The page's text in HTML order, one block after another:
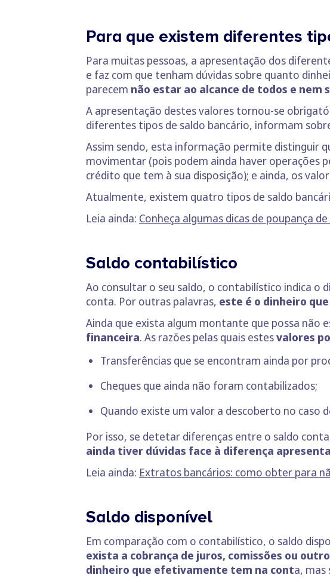
Para que existem diferentes
Para muitas pessoas, a apresentação dos
e faz com que tenham dúvidas sobre quanto
parecem não estar ao alcance de todos e nem
A apresentação destes valores tornou-se
diferentes tipos de saldo bancário, informam
Assim sendo, esta informação permite
movimentar (pois podem ainda haver operações
crédito que tem à sua disposição); e ainda, os
Atualmente, existem quatro tipos de saldo
Leia ainda: Conheça algumas dicas de poupança
Saldo contabilístico
Ao consultar o seu saldo, o contabilístico indica o
conta. Por outras palavras, este é o dinheiro
Ainda que exista algum montante que possa não
financeira. As razões pelas quais estesvalores
Transferências que se encontram ainda por
Cheques que ainda não foram contabilizados;
Quando existe um valor a descoberto no caso
Por isso, se detetar diferenças entre o saldo
ainda tiver dúvidas face à diferença
Leia ainda: Extratos bancários: como obter para
Saldo disponível
Em comparação com o contabilístico, o saldo
exista a cobrança de juros, comissões ou
dinheiro que efetivamente tem na conta, mas